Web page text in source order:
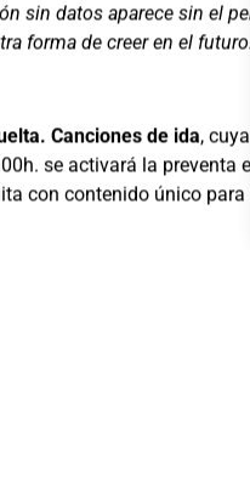
sin datos aparece sin el
forma de creer en el
Canciones de ida,
se activará la preventa
con contenido único para